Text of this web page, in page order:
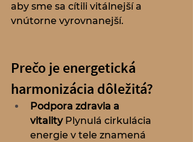
aby sme sa cítili vitálnejší a
vnútorne vyrovnanejší.
Prečo je energetická
harmonizácia dôležitá?
Podpora zdravia a
vitality Plynulá cirkulácia
energie v tele znamená